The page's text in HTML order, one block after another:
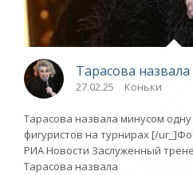
Тарасова
27.02.25 Коньки
Тарасова назвала минусом одну
фигуристов на турнирах [/
РИА Новости Заслуженный
Тарасова назвала